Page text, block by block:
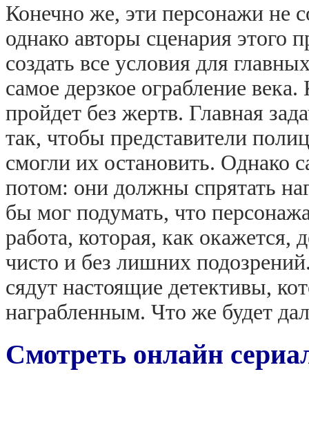
Конечно же, эти персонажи не
однако авторы сценария этого
создать все условия для
самое дерзкое ограбление
пройдет без жертв. Главная
так, чтобы представители
смогли их остановить. Однако
потом: они должны спрятать
бы мог подумать, что
работа, которая, как
чисто и без лишних
сядут настоящие детективы,
награбленным. Что же будет
Смотреть онлайн